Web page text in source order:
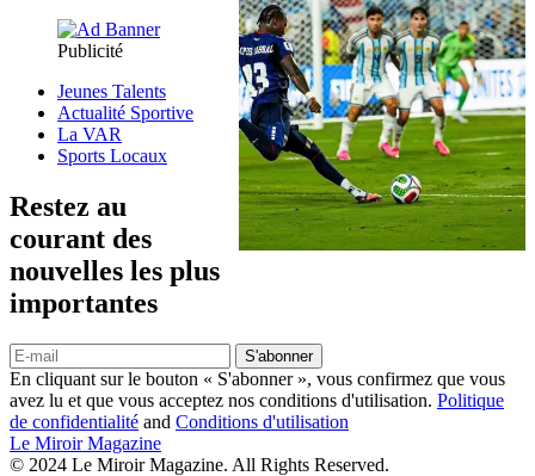
Publicité
Jeunes Talents
Actualité Sportive
La VAR
Sports Locaux
Restez au
courant des
nouvelles les plus
importantes
S'abonner
En cliquant sur le bouton « S'abonner », vous confirmez que vous
avez lu et que vous acceptez nos conditions d'utilisation. Politique
de confidentialité and Conditions d'utilisation
Le Miroir Magazine
© 2024 Le Miroir Magazine. All Rights Reserved.